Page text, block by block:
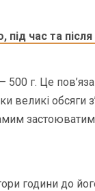
час та після
500 г. Це
великі обсяги
години до